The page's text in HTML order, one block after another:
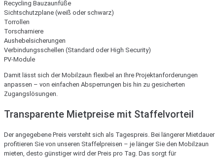
Recycling Bauzaunfüße
Sichtschutzplane (weiß oder schwarz)
Torrollen
Torscharniere
Aushebelsicherungen
Verbindungsschellen (Standard oder High Security)
PV-Module
Damit lässt sich der Mobilzaun flexibel an Ihre Projektanforderungen
anpassen – von einfachen Absperrungen bis hin zu gesicherten
Zugangslösungen.
Transparente Mietpreise mit Staffelvorteil
Der angegebene Preis versteht sich als Tagespreis. Bei längerer Mietdauer
profitieren Sie von unseren Staffelpreisen – je länger Sie den Mobilzaun
mieten, desto günstiger wird der Preis pro Tag. Das sorgt für